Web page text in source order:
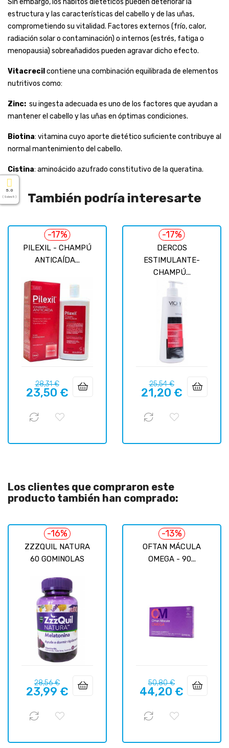
Sin embargo, los hábitos dietéticos pueden deteriorar la
estructura y las características del cabello y de las uñas,
comprometiendo su vitalidad. Factores externos (frío, calor,
radiación solar o contaminación) o internos (estrés, fatiga o
menopausia) sobreañadidos pueden agravar dicho efecto.
Vitacrecil contiene una combinación equilibrada de elementos
nutritivos como:
Zinc: su ingesta adecuada es uno de los factores que ayudan a
mantener el cabello y las uñas en óptimas condiciones.
Biotina: vitamina cuyo aporte dietético suficiente contribuye al
normal mantenimiento del cabello.
Cistina: aminoácido azufrado constitutivo de la queratina.
También podría interesarte
PILEXIL - CHAMPÚ
ANTICAÍDA...
-17%
Precio
regular
28,31 €Precio
23,50 €
DERCOS
ESTIMULANTE-
CHAMPÚ...
-17%
Precio
regular
25,54 €Precio
21,20 €
Los clientes que compraron este
producto también han comprado:
ZZZQUIL NATURA
60 GOMINOLAS
-16%
Precio
regular
28,56 €Precio
23,99 €
OFTAN MÁCULA
OMEGA - 90...
-13%
Precio
regular
50,80 €Precio
44,20 €
5.0
( Sobre 5 )